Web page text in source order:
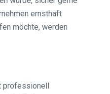
ernsthaft
möchte, werden
professionell